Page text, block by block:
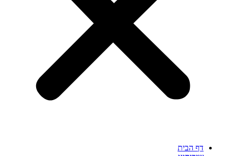
דף הבית